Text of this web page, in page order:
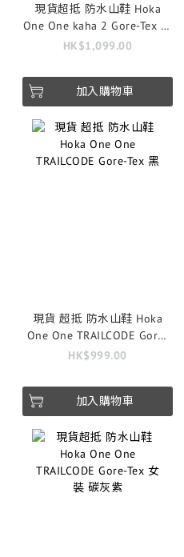
現貨超抵 防水山鞋 Hoka
One One kaha 2 Gore-Tex 女
裝黑
HK$1,099.00
加入購物車
現貨 超抵 防水山鞋 Hoka
One One TRAILCODE Gore-
Tex 黑
HK$999.00
加入購物車